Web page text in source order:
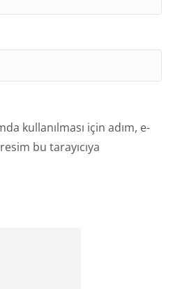
kullanılması için adım, e-
bu tarayıcıya